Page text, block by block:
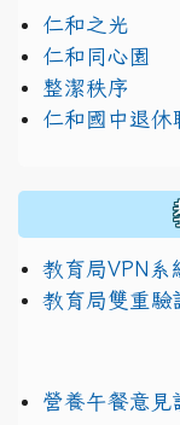
仁和之光
仁和同心園
整潔秩序
仁和國中退休
教育局VPN系
教育局雙重驗
營養午餐意見